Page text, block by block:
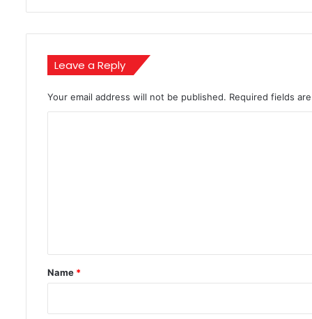
Leave a Reply
Your email address will not be published. Required fields
*
Name *